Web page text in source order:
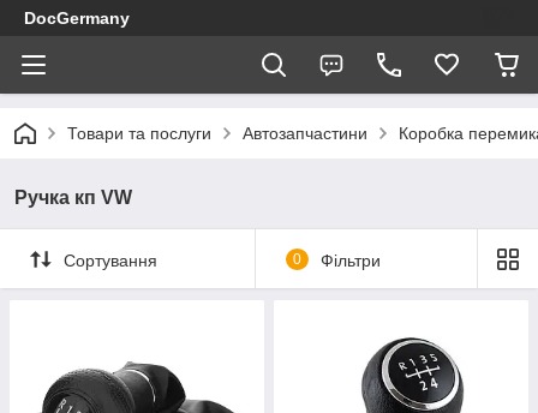
DocGermany
Товари та послуги Автозапчастини Коробка
Ручка кп VW
Сортування 0 Фільтри